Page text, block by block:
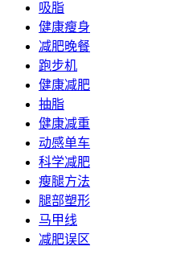
吸脂
健康瘦身
减肥晚餐
跑步机
健康减肥
抽脂
健康减重
动感单车
科学减肥
瘦腿方法
腿部塑形
马甲线
减肥误区